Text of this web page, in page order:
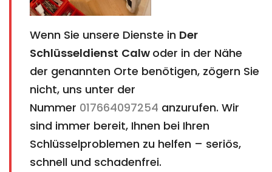
Wenn Sie unsere Dienste in Der
Schlüsseldienst Calw oder in der Nähe
der genannten Orte benötigen, zögern Sie
nicht, uns unter der
Nummer 017664097254 anzurufen. Wir
sind immer bereit, Ihnen bei Ihren
Schlüsselproblemen zu helfen – seriös,
schnell und schadenfrei.